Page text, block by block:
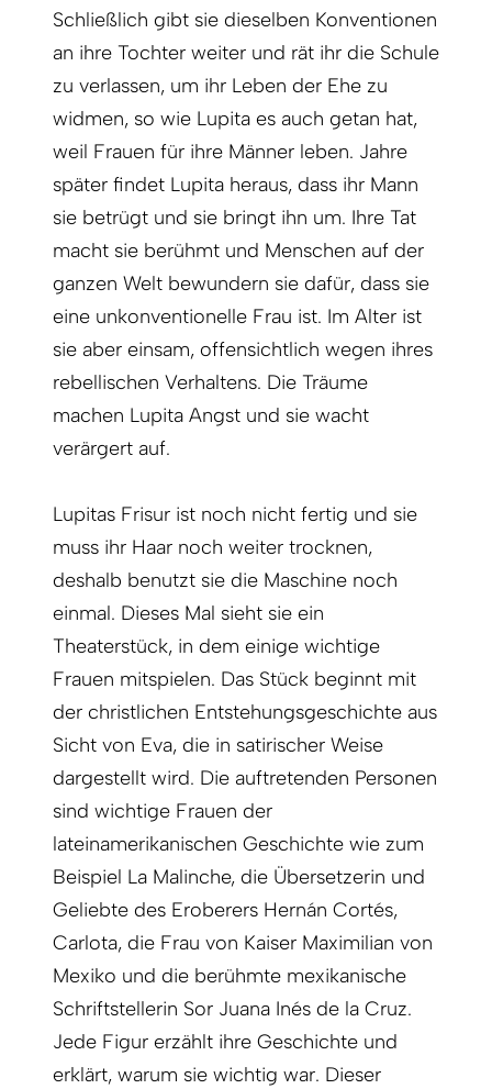
Schließlich gibt sie dieselben Konventionen
an ihre Tochter weiter und rät ihr die Schule
zu verlassen, um ihr Leben der Ehe zu
widmen, so wie Lupita es auch getan hat,
weil Frauen für ihre Männer leben. Jahre
später findet Lupita heraus, dass ihr Mann
sie betrügt und sie bringt ihn um. Ihre Tat
macht sie berühmt und Menschen auf der
ganzen Welt bewundern sie dafür, dass sie
eine unkonventionelle Frau ist. Im Alter ist
sie aber einsam, offensichtlich wegen ihres
rebellischen Verhaltens. Die Träume
machen Lupita Angst und sie wacht
verärgert auf.
Lupitas Frisur ist noch nicht fertig und sie
muss ihr Haar noch weiter trocknen,
deshalb benutzt sie die Maschine noch
einmal. Dieses Mal sieht sie ein
Theaterstück, in dem einige wichtige
Frauen mitspielen. Das Stück beginnt mit
der christlichen Entstehungsgeschichte aus
Sicht von Eva, die in satirischer Weise
dargestellt wird. Die auftretenden Personen
sind wichtige Frauen der
lateinamerikanischen Geschichte wie zum
Beispiel La Malinche, die Übersetzerin und
Geliebte des Eroberers Hernán Cortés,
Carlota, die Frau von Kaiser Maximilian von
Mexiko und die berühmte mexikanische
Schriftstellerin Sor Juana Inés de la Cruz.
Jede Figur erzählt ihre Geschichte und
erklärt, warum sie wichtig war. Dieser